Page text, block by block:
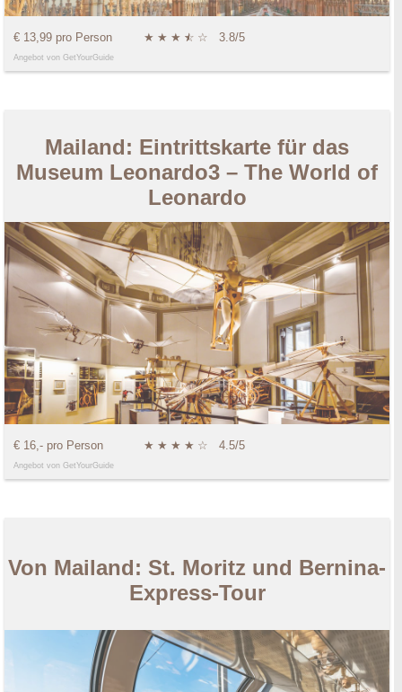
€ 13,99 pro Person ★ ★ ★ ★
☆ ☆ 3.8/5
Angebot von GetYourGuide
Mailand: Eintrittskarte für das
Museum Leonardo3 – The World of
Leonardo
€ 16,- pro Person ★ ★ ★ ★ ☆ 4.5/5
Angebot von GetYourGuide
Von Mailand: St. Moritz und Bernina-
Express-Tour